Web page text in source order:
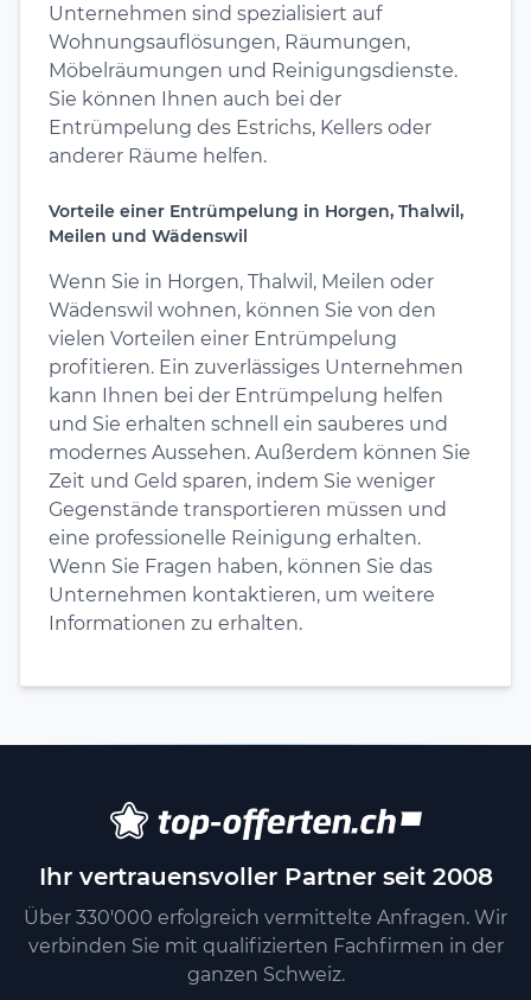
Unternehmen sind spezialisiert auf
Wohnungsauflösungen, Räumungen,
Möbelräumungen und Reinigungsdienste.
Sie können Ihnen auch bei der
Entrümpelung des Estrichs, Kellers oder
anderer Räume helfen.
Vorteile einer Entrümpelung in Horgen, Thalwil,
Meilen und Wädenswil
Wenn Sie in Horgen, Thalwil, Meilen oder
Wädenswil wohnen, können Sie von den
vielen Vorteilen einer Entrümpelung
profitieren. Ein zuverlässiges Unternehmen
kann Ihnen bei der Entrümpelung helfen
und Sie erhalten schnell ein sauberes und
modernes Aussehen. Außerdem können Sie
Zeit und Geld sparen, indem Sie weniger
Gegenstände transportieren müssen und
eine professionelle Reinigung erhalten.
Wenn Sie Fragen haben, können Sie das
Unternehmen kontaktieren, um weitere
Informationen zu erhalten.
Ihr vertrauensvoller Partner seit 2008
Über 330'000 erfolgreich vermittelte Anfragen. Wir
verbinden Sie mit qualifizierten Fachfirmen in der
ganzen Schweiz.